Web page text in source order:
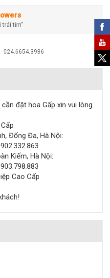
trái tim"
024.6654.3986
đặt hoa Gấp xin vui lòng
Đống Đa, Hà Nội:
Kiếm, Hà Nội:
Cao Cấp